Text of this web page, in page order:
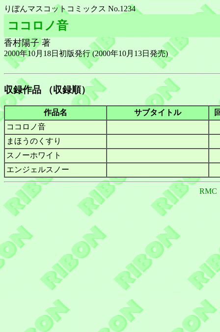
りぼんマスコットコミックス No.1234
ココロノ音
香村陽子 著
2000年10月18日初版発行 (2000年10月13日発売)
収録作品 （収録順）
作品名 サブタイトル
ココロノ音
まほうのくすり
スノーホワイト
エンジェルスノー
RMC